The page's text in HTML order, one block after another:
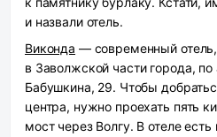
и назвали отель.
Виконда — современный
в Заволжской части города, по
Бабушкина, 29. Чтобы
центра, нужно проехать пять
мост через Волгу. В отеле